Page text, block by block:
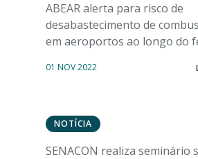
ABEAR alerta para risco de
desabastecimento de
em aeroportos ao longo do
01 NOV 2022
NOTÍCIA
SENACON realiza seminário